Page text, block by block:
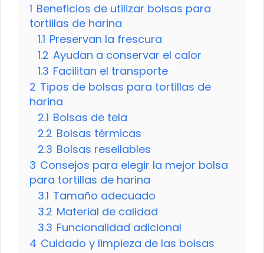
1 Beneficios de utilizar bolsas para
tortillas de harina
1.1 Preservan la frescura
1.2 Ayudan a conservar el calor
1.3 Facilitan el transporte
2 Tipos de bolsas para tortillas de
harina
2.1 Bolsas de tela
2.2 Bolsas térmicas
2.3 Bolsas resellables
3 Consejos para elegir la mejor bolsa
para tortillas de harina
3.1 Tamaño adecuado
3.2 Material de calidad
3.3 Funcionalidad adicional
4 Cuidado y limpieza de las bolsas